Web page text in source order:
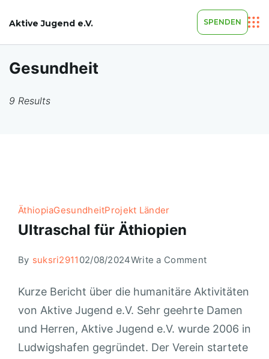
Aktive Jugend e.V. SPENDEN
Gesundheit
9 Results
ÄthiopiaGesundheitProjekt Länder
Ultraschal für Äthiopien
By suksri2911 02/08/2024Write a Comment
Kurze Bericht über die humanitäre Aktivitäten
von Aktive Jugend e.V. Sehr geehrte Damen
und Herren, Aktive Jugend e.V. wurde 2006 in
Ludwigshafen gegründet. Der Verein startete